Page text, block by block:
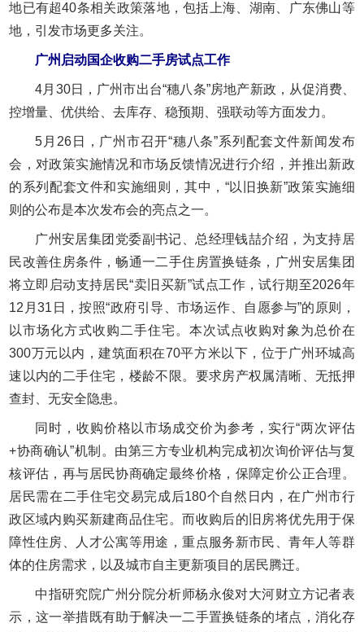
地已有超40条相关政策落地，包括上海、湖南、广东佛山等
地，引发市场更多关注。
广州启动国企收购二手房试点工作
4月30日，广州市出台“穗八条”房地产新政，从促消费、
控增量、优供给、去库存、稳预期、强联动等方面发力。
5月26日，广州市召开“穗八条”系列配套文件新闻发布
会，对政策实施情况和市场反馈情况进行介绍，并推出新政
的系列配套文件和实施细则，其中，“以旧换新”政策实施细
则的公布是本次发布会的亮点之一。
广州安居集团党委副书记、总经理钱喆介绍，为支持居
民改善住房条件，畅通一二手住房置换链条，广州安居集团
将立即启动支持居民“卖旧买新”试点工作，试行期至2026年
12月31日，按照“政府引导、市场运作、自愿参与”的原则，
以市场化方式收购二手住宅。本次试点收购对象为总价在
300万元以内，建筑面积在70平方米以下，位于广州环城高
速以内的二手住宅，楼龄不限。要求房产权属清晰、无抵押
查封、无安全隐患。
同时，收购价格以市场成交价为参考，实行“两次评估
+协商确认”机制。由第三方专业机构完成初次询价评估与复
核评估，再与居民协商确定最终价格，保障定价公正合理。
居民需在二手住宅交易完成后180个自然日内，在广州市行
政区域内购买新建商品住宅。而收购后的旧房将优先用于保
障性住房、人才公寓等用途，重点服务新市民、青年人等群
体的住房需求，以及城市自主更新项目的居民腾迁。
中指研究院广州分院分析师杨永俊对大河财立方记者表
示，这一举措既有助于解决一二手置换链条的堵点，消化存